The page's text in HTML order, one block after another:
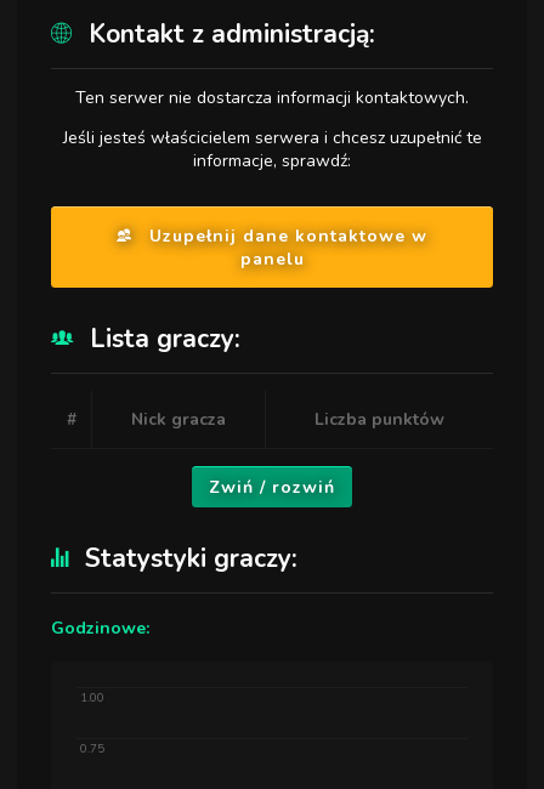
Kontakt z administracją:
Ten serwer nie dostarcza informacji kontaktowych.
Jeśli jesteś właścicielem serwera i chcesz uzupełnić te
informacje, sprawdź:
Uzupełnij dane kontaktowe w
panelu
Lista graczy:
# Nick gracza Liczba punktów
Zwiń / rozwiń
Statystyki graczy:
Godzinowe:
0.75
1.00